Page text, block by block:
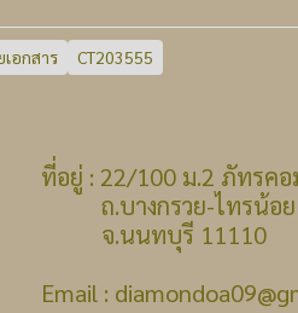
อกสาร CT203555
ที่อยู่ : 22/100 ม.2 ภัทรคอ
ถ.บางกรวย-ไทรน้อย
จ.นนทบุรี 11110
Email :